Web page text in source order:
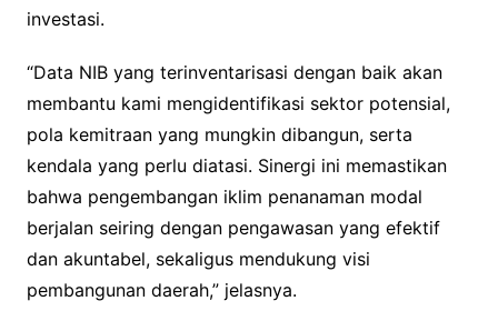
investasi.
“Data NIB yang terinventarisasi dengan baik akan
membantu kami mengidentifikasi sektor potensial,
pola kemitraan yang mungkin dibangun, serta
kendala yang perlu diatasi. Sinergi ini memastikan
bahwa pengembangan iklim penanaman modal
berjalan seiring dengan pengawasan yang efektif
dan akuntabel, sekaligus mendukung visi
pembangunan daerah,” jelasnya.